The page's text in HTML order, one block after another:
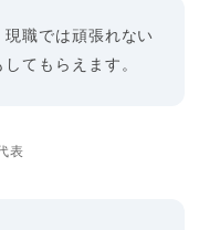
職では頑張れない
てもらえます。
表